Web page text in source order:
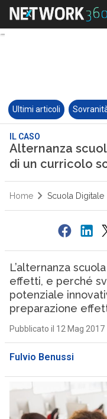
Ultimi articoli
IL CASO
Alternanza
di un curricolo
Home Scuola Digitale
L’alternanza
effetti, e perché
potenziale
preparazione
Pubblicato il 12 Mag 2017
Fulvio Benussi